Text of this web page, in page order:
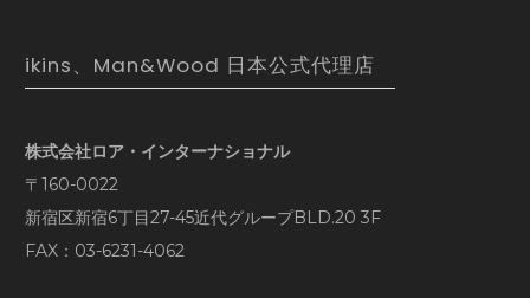
ikins、Man&Wood 日本公式代理店
株式会社ロア・インターナショナル
〒160-0022
新宿区新宿6丁目27-45近代グループBLD.20 3F
FAX：03-6231-4062